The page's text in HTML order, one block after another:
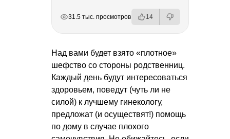
31.5 тыс. просмотров 14
Над вами будет взято «плотное»
шефство со стороны родственниц.
Каждый день будут интересоваться
здоровьем, поведут (чуть ли не
силой) к лучшему гинекологу,
предложат (и осуществят!) помощь
по дому в случае плохого